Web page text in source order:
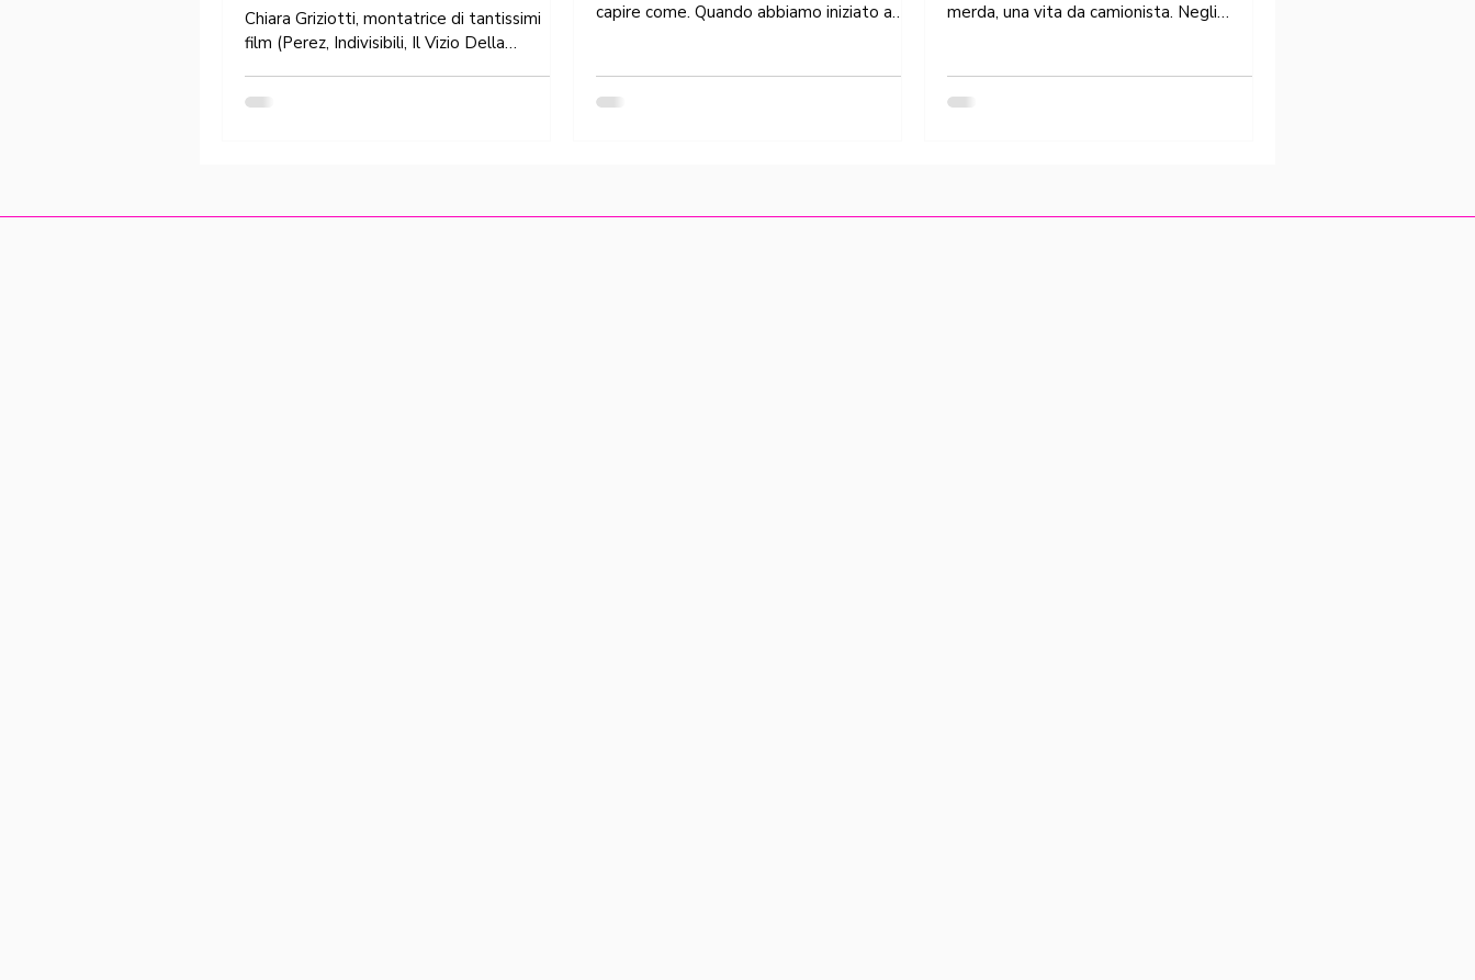
Chiara Griziotti, montatrice di tantissimi
film (Perez, Indivisibili, Il Vizio Della
la sua...
capire come. Quando abbiamo iniziato a
merda, una vita da camionista. Negli